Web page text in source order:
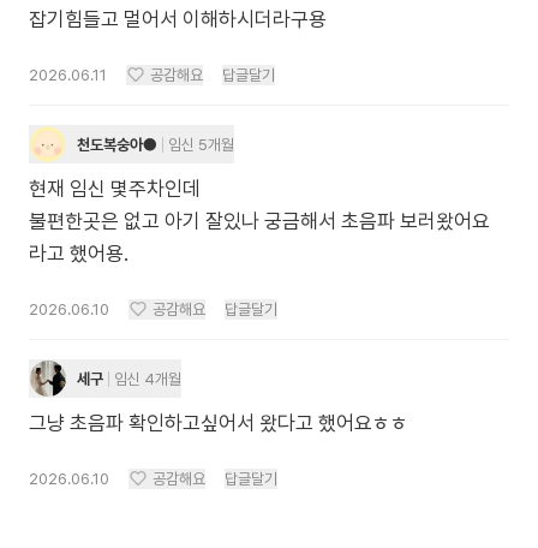
잡기힘들고 멀어서 이해하시더라구용
2026.06.11 공감해요 답글달기
천도복숭아● 임신 5개월
현재 임신 몇주차인데
불편한곳은 없고 아기 잘있나 궁금해서 초음파 보러왔어요
라고 했어용.
2026.06.10 공감해요 답글달기
세구 임신 4개월
그냥 초음파 확인하고싶어서 왔다고 했어요ㅎㅎ
2026.06.10 공감해요 답글달기